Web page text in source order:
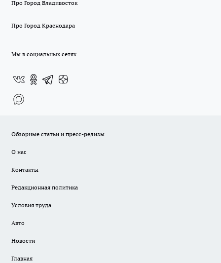
Про Город Владивосток
Про Город Краснодара
Мы в социальных сетях
Обзорные статьи и пресс-релизы
О нас
Контакты
Редакционная политика
Условия труда
Авто
Новости
Главная